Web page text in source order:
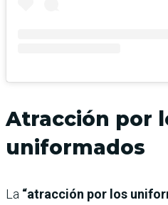
Atracción por
uniformados
La “atracción por los